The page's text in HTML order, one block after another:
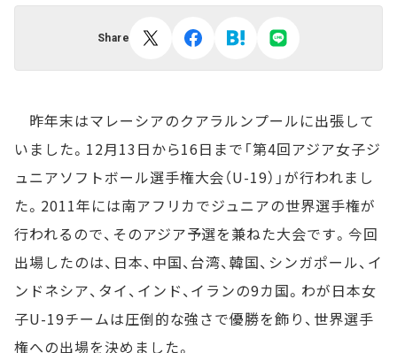
Share
昨年末はマレーシアのクアラルンプールに出張して
いました。12月13日から16日まで「第4回アジア女子ジ
ュニアソフトボール選手権大会（U-19）」が行われまし
た。2011年には南アフリカでジュニアの世界選手権が
行われるので、そのアジア予選を兼ねた大会です。今回
出場したのは、日本、中国、台湾、韓国、シンガポール、イ
ンドネシア、タイ、インド、イランの9カ国。わが日本女
子U-19チームは圧倒的な強さで優勝を飾り、世界選手
権への出場を決めました。